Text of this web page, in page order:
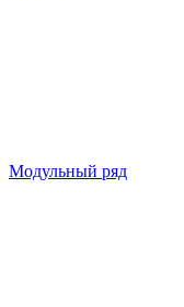
Модульный ряд